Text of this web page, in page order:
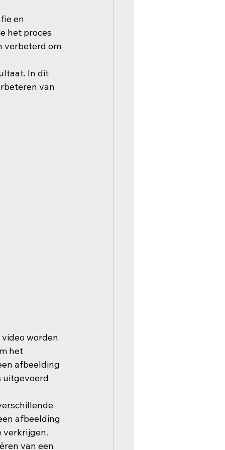
en
het proces
verbeterd om
In dit
van
worden
het
afbeelding
uitgevoerd
afbeelding
verkrijgen.
van een